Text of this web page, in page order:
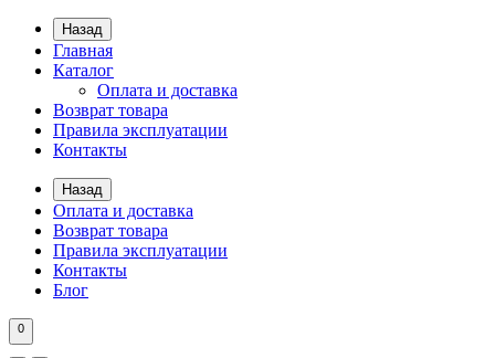
Назад
Главная
Каталог
Оплата и доставка
Возврат товара
Правила эксплуатации
Контакты
Назад
Оплата и доставка
Возврат товара
Правила эксплуатации
Контакты
Блог
0